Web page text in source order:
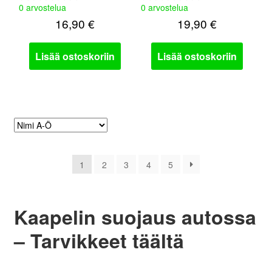
0 arvostelua
16,90 €
Lisää ostoskoriin
0 arvostelua
19,90€
Lisää ostoskoriin
1 2 3 4 5
Kaapelin suojaus autossa
– Tarvikkeet täältä